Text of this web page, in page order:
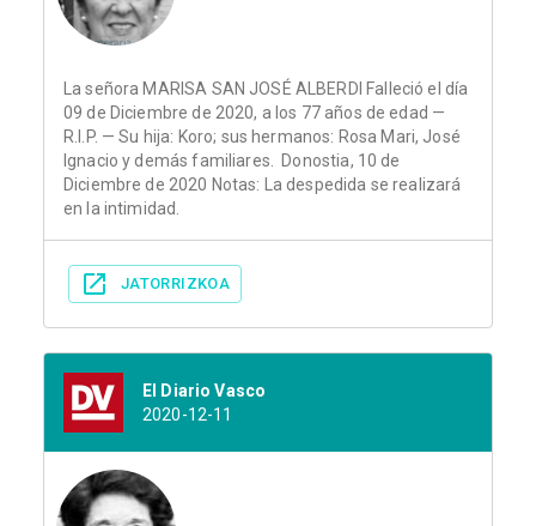
La señora MARISA SAN JOSÉ ALBERDI Falleció el día
09 de Diciembre de 2020, a los 77 años de edad —
R.I.P. — Su hija: Koro; sus hermanos: Rosa Mari, José
Ignacio y demás familiares. Donostia, 10 de
Diciembre de 2020 Notas: La despedida se realizará
en la intimidad.
JATORRIZKOA
El Diario Vasco
2020-12-11